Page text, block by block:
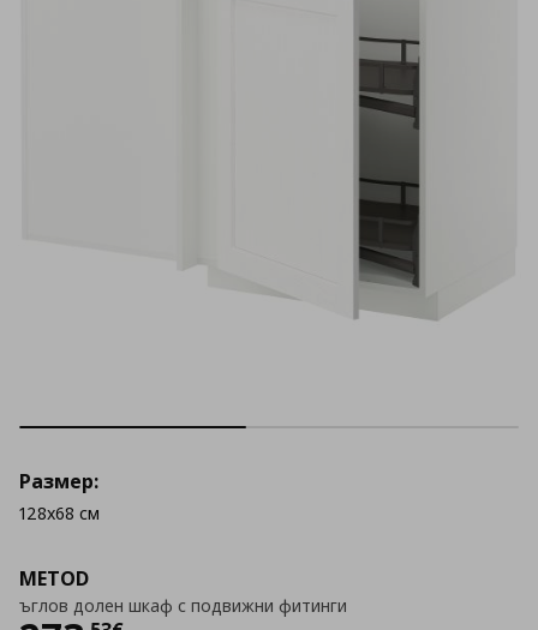
METOD
ъглов долен шкаф с подвижни фитинги
Размер:
128x68 см